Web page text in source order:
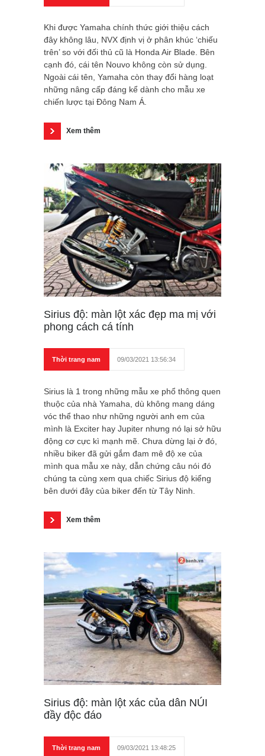
Khi được Yamaha chính thức giới thiệu cách
đây không lâu, NVX định vị ở phân khúc ‘chiếu
trên’ so với đối thủ cũ là Honda Air Blade. Bên
cạnh đó, cái tên Nouvo không còn sử dụng.
Ngoài cái tên, Yamaha còn thay đổi hàng loạt
những nâng cấp đáng kể dành cho mẫu xe
chiến lược tại Đông Nam Á.
Xem thêm
Sirius độ: màn lột xác đẹp ma mị với
phong cách cá tính
Thời trang nam 09/03/2021 13:56:34
Sirius là 1 trong những mẫu xe phổ thông quen
thuộc của nhà Yamaha, dù không mang dáng
vóc thể thao như những người anh em của
mình là Exciter hay Jupiter nhưng nó lại sở hữu
động cơ cực kì mạnh mẽ. Chưa dừng lại ở đó,
nhiều biker đã gửi gắm đam mê độ xe của
mình qua mẫu xe này, dẫn chứng câu nói đó
chúng ta cùng xem qua chiếc Sirius độ kiểng
bên dưới đây của biker đến từ Tây Ninh.
Xem thêm
Sirius độ: màn lột xác của dân NÚI
đầy độc đáo
Thời trang nam 09/03/2021 13:48:25